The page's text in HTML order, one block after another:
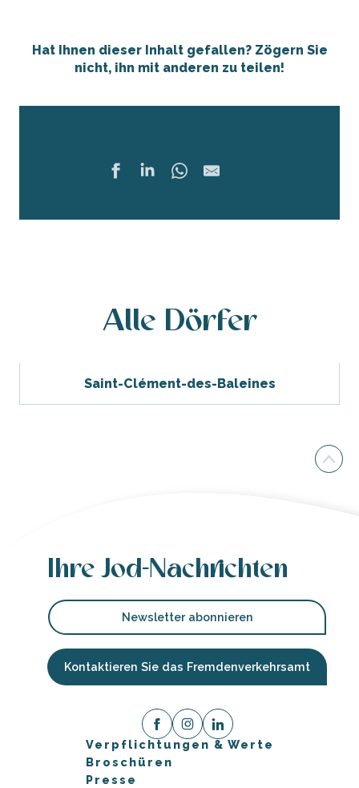
Hat Ihnen dieser Inhalt gefallen? Zögern Sie
nicht, ihn mit anderen zu teilen!
Alle Dörfer
Saint-Clément-des-Baleines
Ihre Jod-Nachrichten
Newsletter abonnieren
Kontaktieren Sie das Fremdenverkehrsamt
Verpflichtungen & Werte
Broschüren
Presse